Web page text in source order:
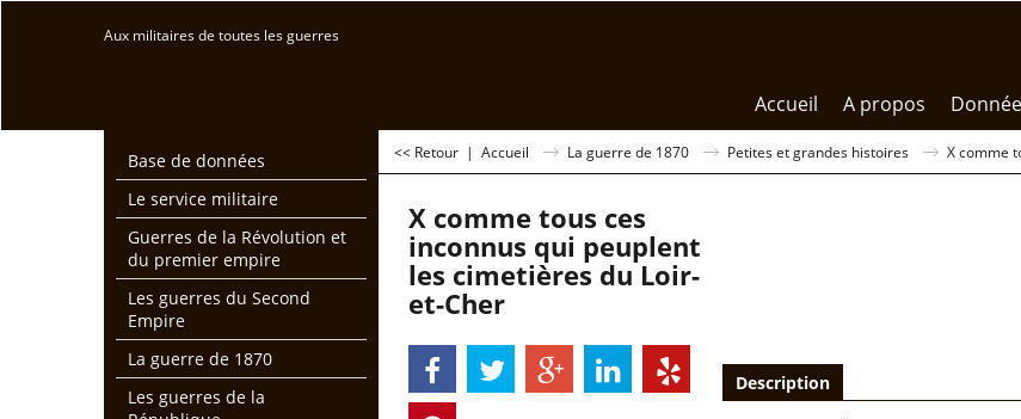
Aux militaires de toutes les guerres
Accueil A propos
Base de données
Le service militaire
Guerres de la Révolution et
du premier empire
Les guerres du Second
Empire
La guerre de 1870
Les guerres de la
<< Retour | Accueil La guerre de 1870 Petites et grandes histoires X comme
X comme tous ces
inconnus qui peuplent
les cimetières du Loir-
et-Cher
Description